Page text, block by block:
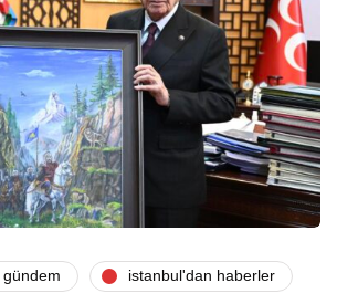
gündem i̇stanbul'dan haberler